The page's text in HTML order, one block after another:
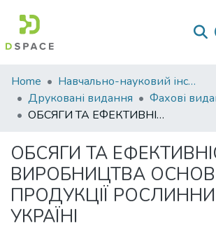
Communities
&
Collections
Statistics
Home
Навчально-науковий інститут економіки, управління, права та інформаційних технологій
Друковані видання
Фахові
OБСЯГИ ТА ЕФЕКТИВНІСТЬ ВИРОБНИЦТВА ОСНОВНОЇ ПРОДУКЦІЇ РОСЛИННИЦТВА В УКРАЇНІ
OБСЯГИ ТА
ВИРОБНИЦТВА
ПРОДУКЦІЇ
УКРАЇНІ